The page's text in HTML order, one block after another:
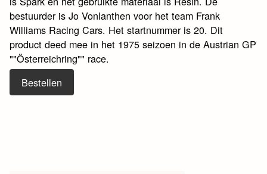
bestuurder is Jo Vonlanthen voor het team Frank
Williams Racing Cars. Het startnummer is 20. Dit
product deed mee in het 1975 seizoen in de Austrian GP
""Österreichring"" race.
Bestellen